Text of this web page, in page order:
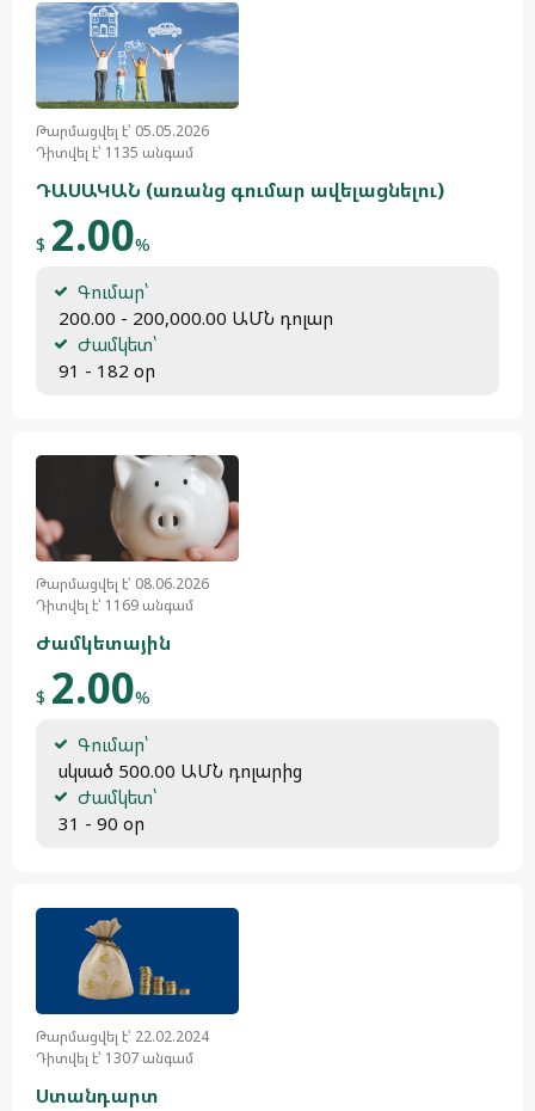
Թարմացվել է՝ 05.05.2026
Դիտվել է՝ 1135 անգամ
ԴԱՍԱԿԱՆ (առանց գումար ավելացնելու)
$ 2.00%
Գումար՝
200.00 - 200,000.00 ԱՄՆ դոլար
Ժամկետ՝
91 - 182 օր
Թարմացվել է՝ 08.06.2026
Դիտվել է՝ 1169 անգամ
Ժամկետային
$ 2.00%
Գումար՝
սկսած 500.00 ԱՄՆ դոլարից
Ժամկետ՝
31 - 90 օր
Թարմացվել է՝ 22.02.2024
Դիտվել է՝ 1307 անգամ
Ստանդարտ